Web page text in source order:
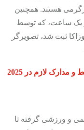
هستند.همچنین
یک ساعت، که توسط
ثبت شد، تصویرگر
لازم در 2025
و ورزشی گرفته تا